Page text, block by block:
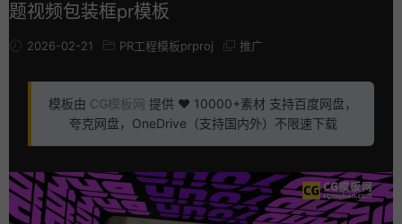
题视频包装框pr模板
2026-02-21 PR工程模板prproj 推广
模板由 CG模板网 提供 ❤️ 10000+素材 支持百度网盘，
夸克网盘，OneDrive（支持国内外）不限速下载